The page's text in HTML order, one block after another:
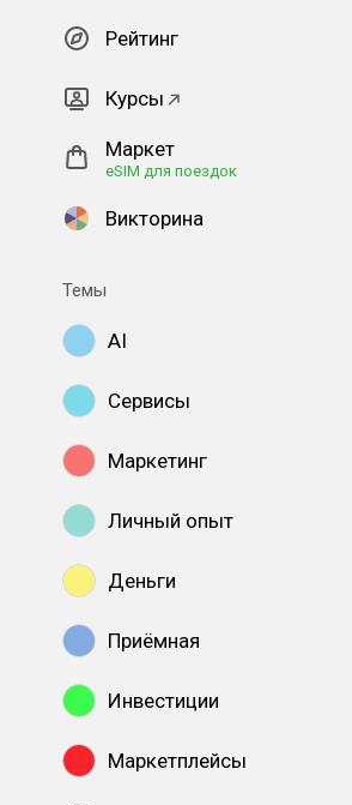
Рейтинг
Курсы
Маркет
eSIM для поездок
Викторина
Темы
AI
Сервисы
Маркетинг
Личный опыт
Деньги
Приёмная
Инвестиции
Маркетплейсы